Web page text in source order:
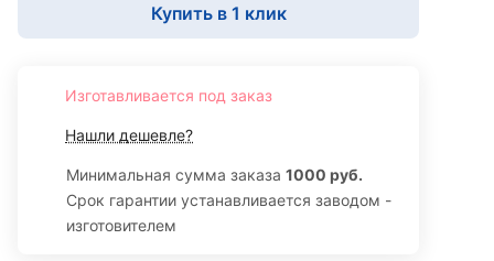
Купить в 1 клик
Изготавливается под заказ
Нашли дешевле?
Минимальная сумма заказа 1000 руб.
Срок гарантии устанавливается заводом -
изготовителем